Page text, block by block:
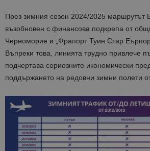
През зимния сезон 2024/2025 маршрутът
възобновен с финансова подкрепа от
Черноморие и „Фрапорт Туин Стар
Въпреки това, линията трудно привлече
подчертава сериозните икономически
поддържането на редовни зимни полети